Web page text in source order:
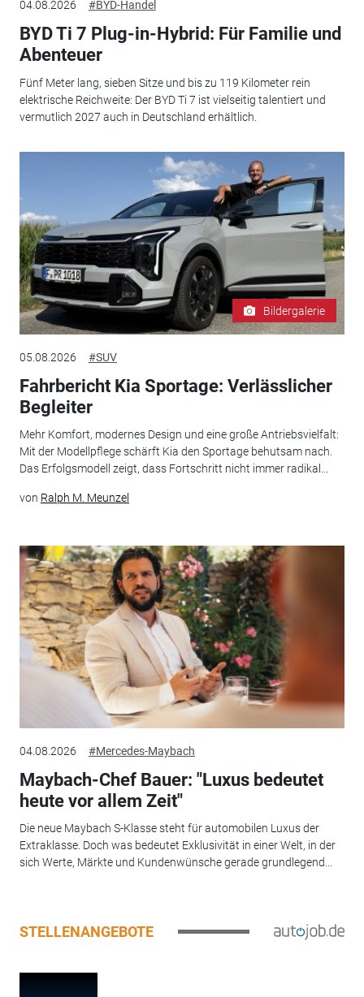
04.08.2026 #BYD-Handel
BYD Ti 7 Plug-in-Hybrid: Für Familie und
Abenteuer
Fünf Meter lang, sieben Sitze und bis zu 119 Kilometer rein
elektrische Reichweite: Der BYD Ti 7 ist vielseitig talentiert und
vermutlich 2027 auch in Deutschland erhältlich.
Bildergalerie
05.08.2026 #SUV
Fahrbericht Kia Sportage: Verlässlicher
Begleiter
Mehr Komfort, modernes Design und eine große Antriebsvielfalt:
Mit der Modellpflege schärft Kia den Sportage behutsam nach.
Das Erfolgsmodell zeigt, dass Fortschritt nicht immer radikal...
von Ralph M. Meunzel
04.08.2026 #Mercedes-Maybach
Maybach-Chef Bauer: "Luxus bedeutet
heute vor allem Zeit"
Die neue Maybach S-Klasse steht für automobilen Luxus der
Extraklasse. Doch was bedeutet Exklusivität in einer Welt, in der
sich Werte, Märkte und Kundenwünsche gerade grundlegend...
STELLENANGEBOTE